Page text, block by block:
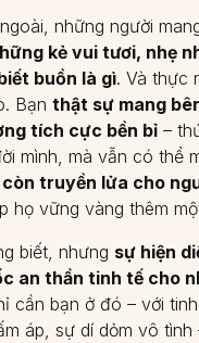
những người
kẻ vui tươi, nhẹ
buồn là gì. Và thực
Bạn thật sự mang
tích cực bền bỉ –
mình, mà vẫn có thể
còn truyền lửa cho
họ vững vàng thêm
biết, nhưng sự hiện
an thần tinh tế cho
cần bạn ở đó – với
áp, sự dí dỏm vô tình